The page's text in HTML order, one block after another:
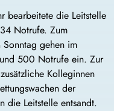
bearbeitete die Leitstelle
Notrufe. Zum
gehen im
500 Notrufe ein. Zur
Kolleginnen
der
die Leitstelle entsandt.